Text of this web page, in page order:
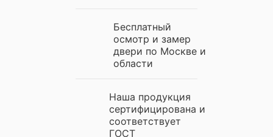
Бесплатный
осмотр и замер
двери по Москве и
области
Наша продукция
сертифицирована и
соответствует
ГОСТ